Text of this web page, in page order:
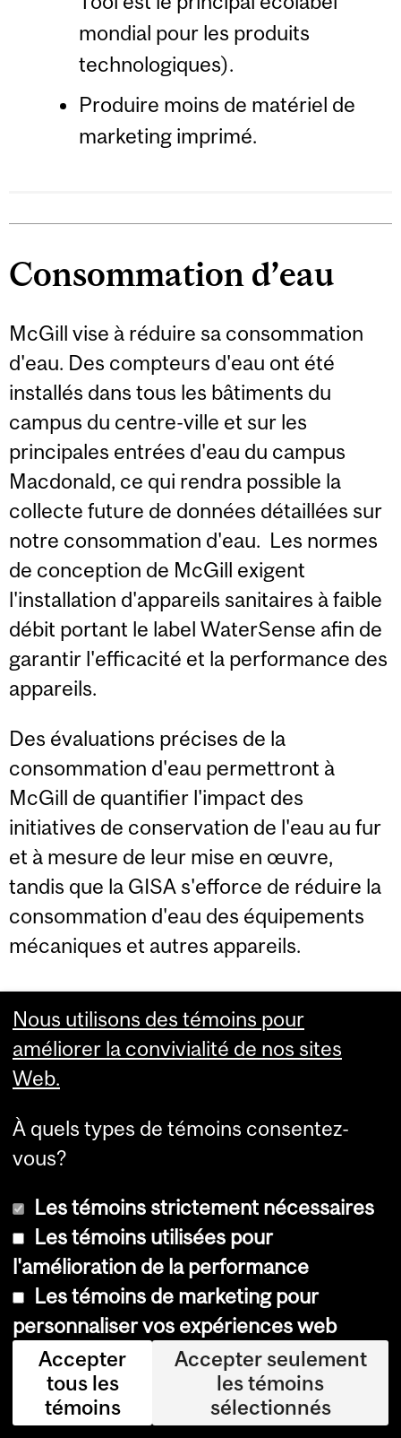
mondial pour les produits
technologiques).
Produire moins de matériel de
marketing imprimé.
Consommation d’eau
McGill vise à réduire sa consommation
d'eau. Des compteurs d'eau ont été
installés dans tous les bâtiments du
campus du centre-ville et sur les
principales entrées d'eau du campus
Macdonald, ce qui rendra possible la
collecte future de données détaillées sur
notre consommation d'eau. Les normes
de conception de McGill exigent
l'installation d'appareils sanitaires à faible
débit portant le label WaterSense afin de
garantir l'efficacité et la performance des
appareils.
Des évaluations précises de la
consommation d'eau permettront à
McGill de quantifier l'impact des
initiatives de conservation de l'eau au fur
et à mesure de leur mise en œuvre,
tandis que la GISA s'efforce de réduire la
consommation d'eau des équipements
mécaniques et autres appareils.
Department
and
University
Information
services auxiliaires
Quebec H3A 2R7
FMAS - Onboarding
(log-in required)
Onboarding
Training
Resources (log-in
required)
Modèles
Tutorials & Tips
Nous utilisons des témoins pour
améliorer la convivialité de nos sites
Web.
À quels types de témoins consentez-
vous?
Les témoins strictement nécessaires
Les témoins utilisées pour
l'amélioration de la performance
Les témoins de marketing pour
personnaliser vos expériences web
Accepter
tous les
témoins
Accepter seulement
les témoins
sélectionnés